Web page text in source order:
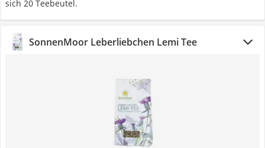
sich 20 Teebeutel.
SonnenMoor Leberliebchen Lemi Tee